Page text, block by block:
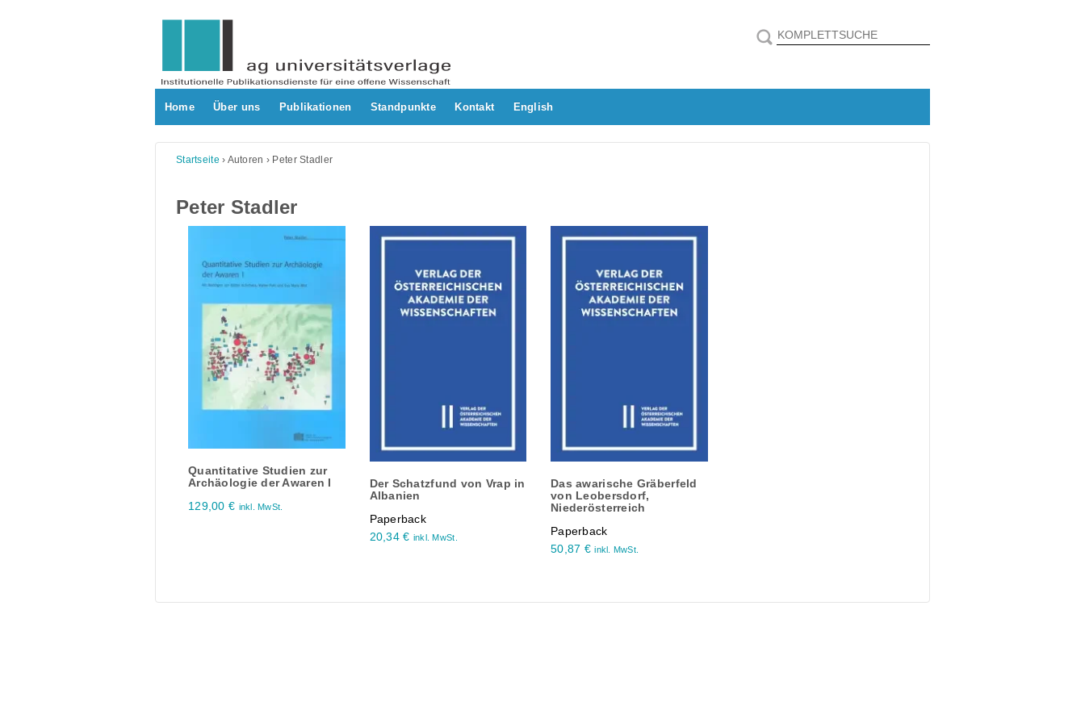
Home Über uns Publikationen Standpunkte Kontakt English
Startseite › Autoren › Peter Stadler
Peter Stadler
Quantitative Studien zur
Archäologie der Awaren I
129,00 € inkl. MwSt.
Der Schatzfund von Vrap in
Albanien
Paperback
20,34€ inkl. MwSt.
Das awarische Gräberfeld
von Leobersdorf,
Niederösterreich
Paperback
50,87 € inkl. MwSt.